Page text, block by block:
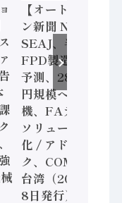
【オートメーショ
ン新聞 No.451】
SEAJ、半導体・
FPD製造装置需要
予測、28年度8兆
円規模へ / 三菱電
機、FAデジタル
ソリューション強
化 / アドバンテッ
ク、COMPUTEX
台湾（2026年7月
8日発行）